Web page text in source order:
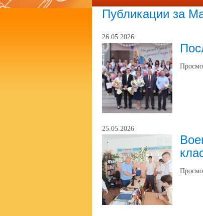
Публикации за
26.05.2026
25.05.2026